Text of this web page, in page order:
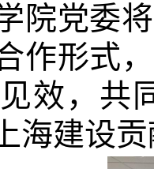
院党委
作形式
效，共
海建设